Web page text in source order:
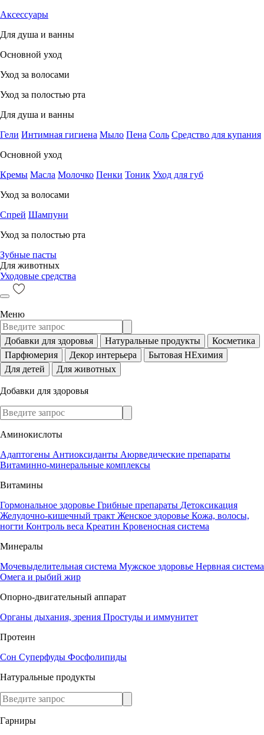
Аксессуары
Для душа и ванны
Основной уход
Уход за волосами
Уход за полостью рта
Для душа и ванны
Гели Интимная гигиена Мыло Пена Соль Средство для купания
Основной уход
Кремы Масла Молочко Пенки Тоник Уход для губ
Уход за волосами
Спрей Шампуни
Уход за полостью рта
Зубные пасты
Для животных
Уходовые средства
Меню
Добавки для здоровья Натуральные продукты
Косметика
Парфюмерия
Декор интерьера
Бытовая НЕхимия
Для детей
Для животных
Добавки для здоровья
Аминокислоты
Адаптогены Антиоксиданты Аюрведические препараты
Витаминно-минеральные комплексы
Витамины
Гормональное здоровье Грибные препараты Детоксикация
Желудочно-кишечный тракт Женское здоровье Кожа, волосы,
ногти Контроль веса Креатин Кровеносная система
Минералы
Мочевыделительная система Мужское здоровье Нервная система
Омега и рыбий жир
Опорно-двигательный аппарат
Органы дыхания, зрения Простуды и иммунитет
Протеин
Сон Суперфуды Фосфолипиды
Натуральные продукты
Гарниры